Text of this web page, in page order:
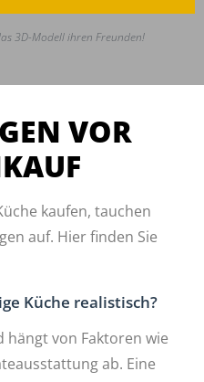
3D-Modell ihren Freunden!
VOR
kaufen, tauchen
auf. Hier finden Sie
Küche realistisch?
hängt von Faktoren wie
ab. Eine